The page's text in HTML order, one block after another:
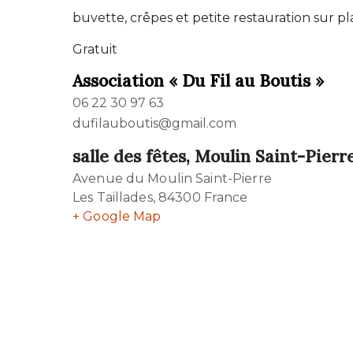
buvette, crêpes et petite restauration sur
Gratuit
Association « Du Fil au Boutis »
06 22 30 97 63
dufilauboutis@gmail.com
salle des fêtes, Moulin Saint-
Avenue du Moulin Saint-Pierre
Les Taillades, 84300 France
+ Google Map